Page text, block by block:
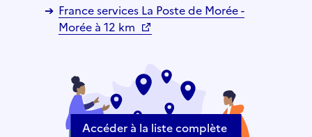
France services La Poste de Morée -
Morée à 12 km
Accéder à la liste complète